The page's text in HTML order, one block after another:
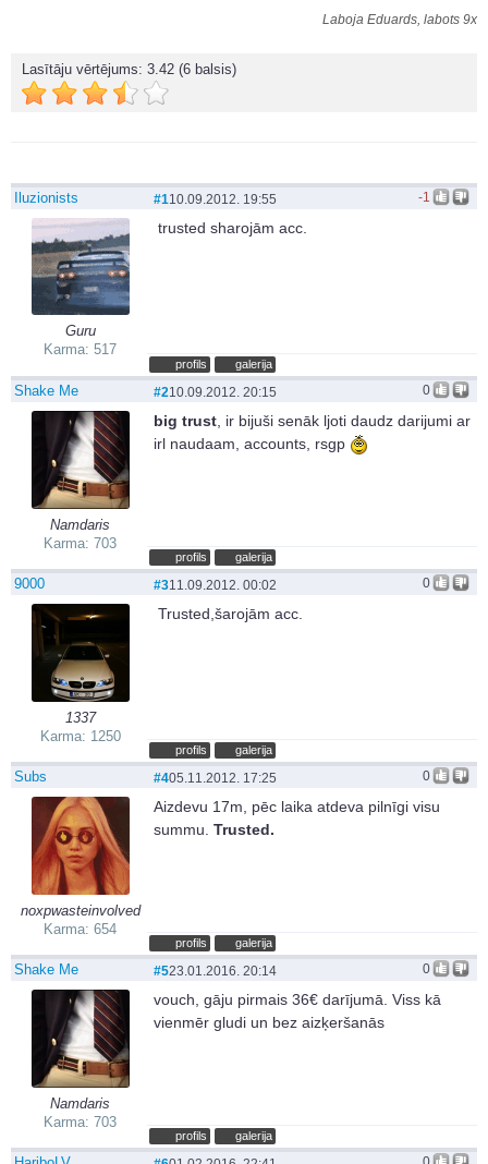
Laboja Eduards, labots 9x
Lasītāju vērtējums: 3.42 (6 balsis)
Iluzionists
Guru
Karma: 517
-1
#110.09.2012. 19:55
trusted sharojām acc.
profils galerija
Shake Me
Namdaris
Karma: 703
0
#210.09.2012. 20:15
big trust , ir bijuši senāk ljoti daudz darijumi ar
irl naudaam, accounts, rsgp
profils galerija
9000
1337
Karma: 1250
0
#311.09.2012. 00:02
Trusted,šarojām acc.
profils galerija
Subs
noxpwasteinvolved
Karma: 654
0
#405.11.2012. 17:25
Aizdevu 17m, pēc laika atdeva pilnīgi visu
summu. Trusted.
profils galerija
Shake Me
Namdaris
Karma: 703
0
#523.01.2016. 20:14
vouch, gāju pirmais 36€ darījumā. Viss kā
vienmēr gludi un bez aizķeršanās
profils galerija
0